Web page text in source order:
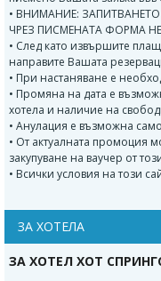
• ВНИМАНИЕ:
ЧРЕЗ ПИСМЕНАТА ФОРМА НЕ
• След като извършите
направите Вашата
• При настаняване е
• Промяна на дата е
хотела и наличие на
• Анулация е възможна
• От актуалната промоция
закупуване на ваучер от
• Всички условия на този
ЗА ХОТЕЛА
ЗА ХОТЕЛ ХОТ